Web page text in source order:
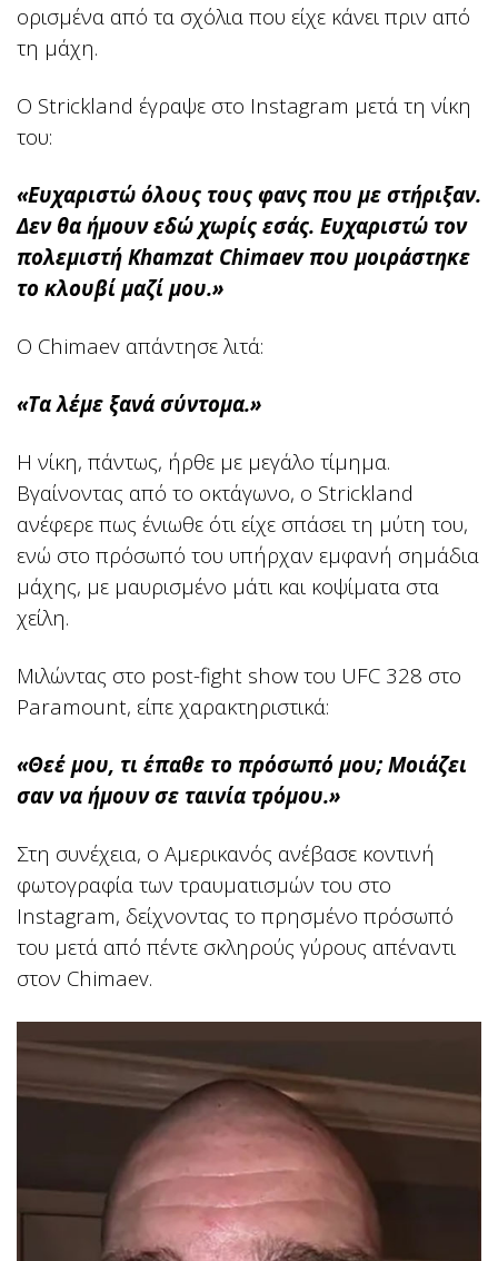
ορισμένα από τα σχόλια που είχε κάνει πριν από
τη μάχη.
Ο Strickland έγραψε στο Instagram μετά τη νίκη
του:
«Ευχαριστώ όλους τους φανς που με στήριξαν.
Δεν θα ήμουν εδώ χωρίς εσάς. Ευχαριστώ τον
πολεμιστή Khamzat Chimaev που μοιράστηκε
το κλουβί μαζί μου.»
Ο Chimaev απάντησε λιτά:
«Τα λέμε ξανά σύντομα.»
Η νίκη, πάντως, ήρθε με μεγάλο τίμημα.
Βγαίνοντας από το οκτάγωνο, ο Strickland
ανέφερε πως ένιωθε ότι είχε σπάσει τη μύτη του,
ενώ στο πρόσωπό του υπήρχαν εμφανή σημάδια
μάχης, με μαυρισμένο μάτι και κοψίματα στα
χείλη.
Μιλώντας στο post-fight show του UFC 328 στο
Paramount, είπε χαρακτηριστικά:
«Θεέ μου, τι έπαθε το πρόσωπό μου; Μοιάζει
σαν να ήμουν σε ταινία τρόμου.»
Στη συνέχεια, ο Αμερικανός ανέβασε κοντινή
φωτογραφία των τραυματισμών του στο
Instagram, δείχνοντας το πρησμένο πρόσωπό
του μετά από πέντε σκληρούς γύρους απέναντι
στον Chimaev.